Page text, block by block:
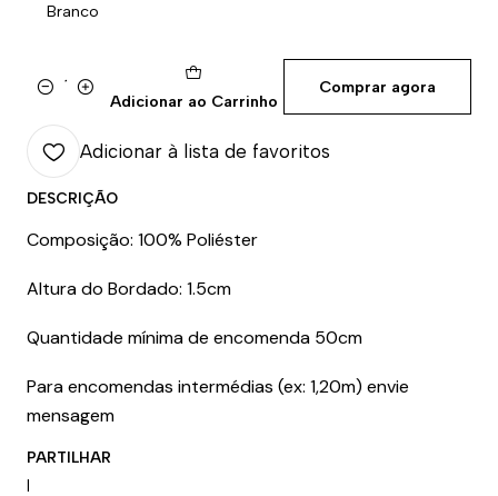
Branco
QuantidadeAdicionar ao Carrinho
Comprar agora
Adicionar à lista de favoritos
DESCRIÇÃO
Composição: 100% Poliéster
Altura do Bordado: 1.5cm
Quantidade mínima de encomenda 50cm
Para encomendas intermédias (ex: 1,20m) envie
mensagem
PARTILHAR
|